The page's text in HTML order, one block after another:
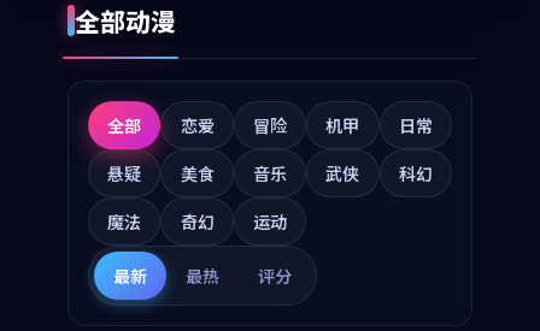
全部动漫
全部 恋爱 冒险 机甲
日常
悬疑
美食 音乐 武侠
科幻
魔法
奇幻 运动
最新 最热 评分